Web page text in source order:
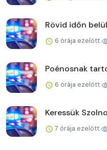
Rövid időn
6 órája ezelőtt
Poénosnak
6 órája ezelőtt
Keressük
7 órája ezelőtt